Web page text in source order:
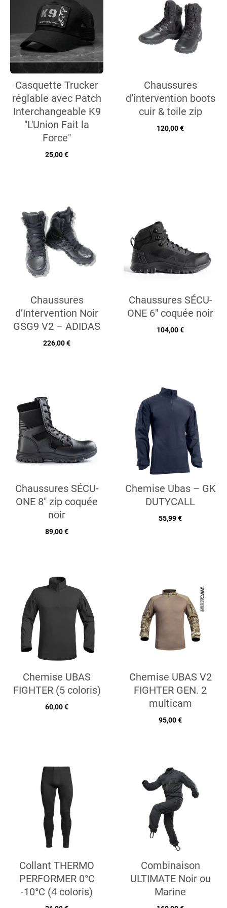
Casquette Trucker
réglable avec Patch
Interchangeable K9
"L'Union Fait la
Force"
25,00 €
Chaussures
d’intervention boots
cuir & toile zip
120,00 €
Chaussures
d’Intervention Noir
GSG9 V2 – ADIDAS
226,00 €
Chaussures SÉCU-
ONE 6" coquée noir
104,00 €
Chaussures SÉCU-
ONE 8" zip coquée
noir
89,00 €
Chemise Ubas – GK
DUTYCALL
55,99 €
Chemise UBAS
FIGHTER (5 coloris)
60,00 €
Chemise UBAS V2
FIGHTER GEN. 2
multicam
95,00 €
Collant THERMO
PERFORMER 0°C
-10°C (4 coloris)
Combinaison
ULTIMATE Noir ou
Marine